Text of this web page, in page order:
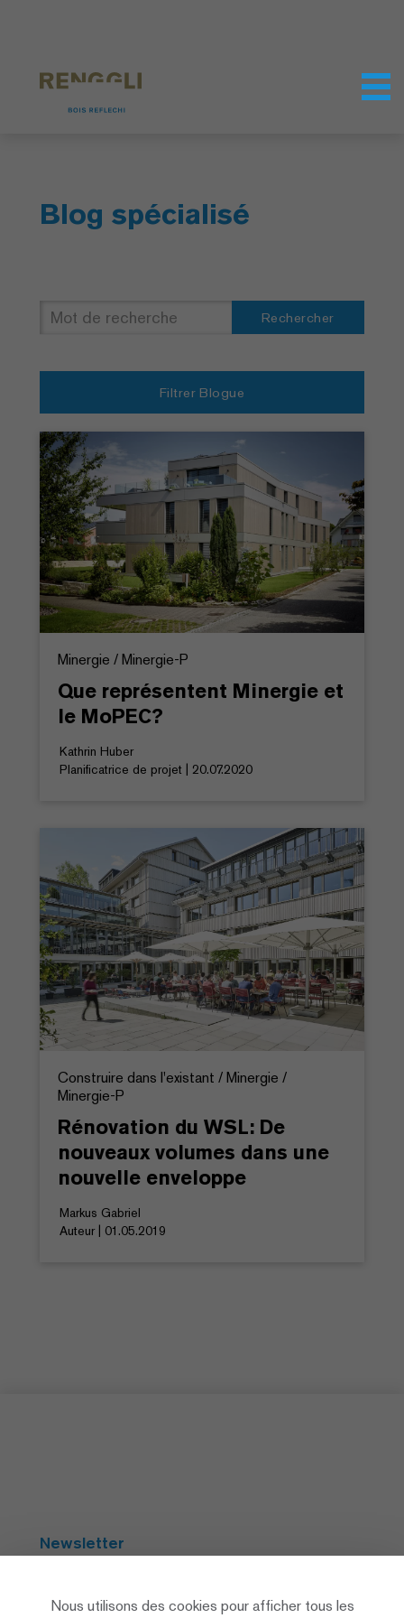
Blog spécialisé
Rechercher
Filtrer Blogue
Minergie / Minergie-P
Que représentent Minergie et
le MoPEC?
Kathrin Huber
Planificatrice de projet | 20.07.2020
Construire dans l'existant / Minergie /
Minergie-P
Rénovation du WSL: De
nouveaux volumes dans une
nouvelle enveloppe
Markus Gabriel
Auteur | 01.05.2019
Newsletter
Nous utilisons des cookies pour afficher tous les